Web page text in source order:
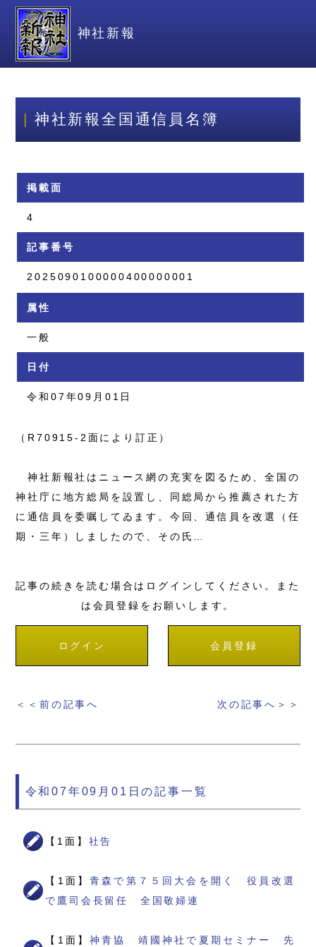
神社新報
神社新報全国通信員名簿
掲載面
4
記事番号
2025090100000400000001
属性
一般
日付
令和07年09月01日
（R70915-2面により訂正）
神社新報社はニュース網の充実を図るため、全国の
神社庁に地方総局を設置し、同総局から推薦された方
に通信員を委嘱してゐます。今回、通信員を改選（任
期・三年）しましたので、その氏…
記事の続きを読む場合はログインしてください。また
は会員登録をお願いします。
ログイン 会員登録
＜＜前の記事へ 次の記事へ＞＞
令和07年09月01日の記事一覧
【1面】 社告
【1面】青森で第７５回大会を開く 役員改選
で鷹司会長留任 全国敬婦連
【1面】神青協 靖國神社で夏期セミナー 先